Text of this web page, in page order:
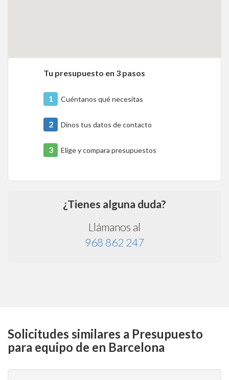
Tu presupuesto en 3 pasos
1 Cuéntanos qué necesitas
2 Dinos tus datos de contacto
3 Elige y compara presupuestos
¿Tienes alguna duda?
Llámanos al
968 862 247
Solicitudes similares a Presupuesto
para equipo de en Barcelona